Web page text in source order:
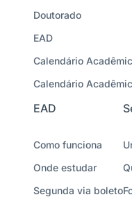
Doutorado
EAD
Calendário
Calendário
EAD
Como funciona
Onde estudar
Segunda via boleto